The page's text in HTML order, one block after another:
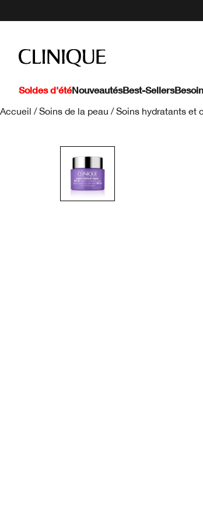
Soldes d'étéNouveautésBest-Sellers
Accueil / Soins de la peau / Soins hydratants et